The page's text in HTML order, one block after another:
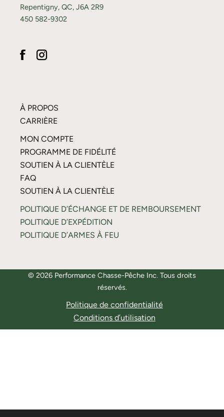
Repentigny, QC, J6A 2R9
450 582-9302
À PROPOS
CARRIÈRE
MON COMPTE
PROGRAMME DE FIDÉLITÉ
SOUTIEN À LA CLIENTÈLE
FAQ
SOUTIEN À LA CLIENTÈLE
POLITIQUE D’ÉCHANGE ET DE REMBOURSEMENT
POLITIQUE D’EXPÉDITION
POLITIQUE D’ARMES À FEU
© 2026 Performance Chasse-Pêche Inc. Tous droits
réservés.
Politique de confidentialité
Conditions d’utilisation